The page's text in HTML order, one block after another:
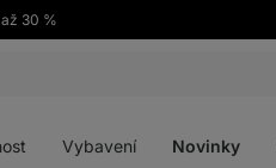
30 %
Vybavení Novinky